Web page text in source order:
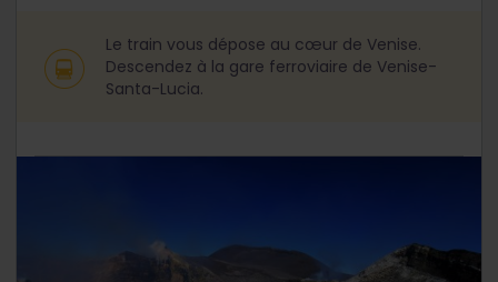
Le train vous dépose au cœur de Venise.
Descendez à la gare ferroviaire de Venise-
Santa-Lucia.